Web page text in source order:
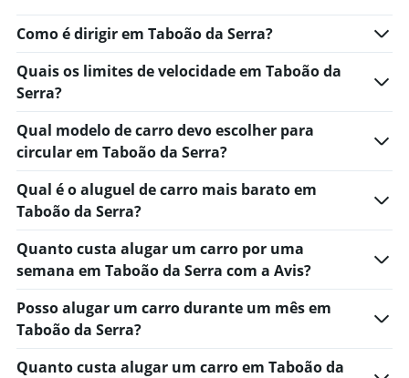
displaying
values.
Range:
0
to
75.
Como é dirigir em Taboão da Serra?
Quais os limites de velocidade em Taboão da
Serra?
Qual modelo de carro devo escolher para
circular em Taboão da Serra?
Qual é o aluguel de carro mais barato em
Taboão da Serra?
Quanto custa alugar um carro por uma
semana em Taboão da Serra com a Avis?
Posso alugar um carro durante um mês em
Taboão da Serra?
Quanto custa alugar um carro em Taboão da